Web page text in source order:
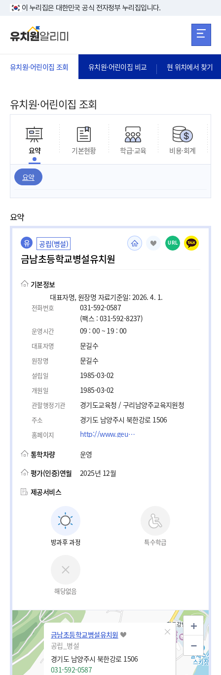
본문 바로가기
이 누리집은 대한민국 공식 전자정부 누리집입니다.
유치원·어린이집 조회 유치원·어린이집 비교 현 위치에서 찾기
유치원·어린이집 조회
요약 기본현황 학급·교육 비용·회계
요약
요약
유 공립(병설)
금남초등학교병설유치원
URL
기본정보
대표자명, 원장명 자료기준일: 2026. 4. 1.
전화번호
031-592-0587
(팩스 : 031-592-8237)
운영시간 09 : 00 ~ 19 : 00
대표자명 문길수
원장명 문길수
설립일 1985-03-02
개원일 1985-03-02
관할행정기관 경기도교육청 / 구리남양주교육지원청
주소 경기도 남양주시 북한강로 1506
홈페이지 http://www.geumnam.es.kr
통학차량
운영
평가(인증)연월
2025년 12월
제공서비스
방과후 과정 특수학급
해당없음
금남초등학교병설유치원
공립_병설
경기도 남양주시 북한강로 1506
031-592-0587